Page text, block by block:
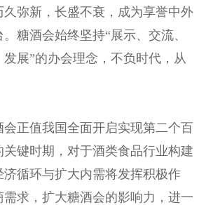
弥新，长盛不衰， 成为享誉中外
糖酒会始终坚持“展示、交流、
展”的办会理念，不负时代，从
会正值我国全面开启实现第二个百
键时期，对于酒类食品行业构建
循环与扩大内需将发挥积极作
需求，扩大糖酒会的影响力，进一